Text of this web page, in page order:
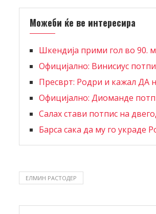
Можеби ќе ве интересира
Шкендија прими гол во 90.
Официјално: Винисиус
Пресврт: Родри и кажал ДА
Официјално: Диоманде
Салах стави потпис на
Барса сака да му го
ЕЛМИН РАСТОДЕР